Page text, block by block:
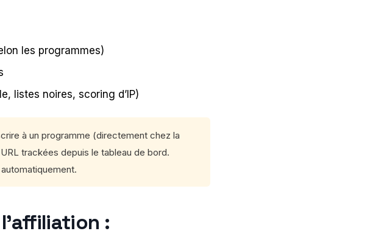
les programmes)
listes noires, scoring d’IP)
à un programme (directement chez la
trackées depuis le tableau de bord.
: